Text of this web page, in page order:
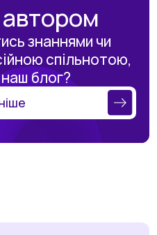
знаннями чи
спільнотою,
блог?